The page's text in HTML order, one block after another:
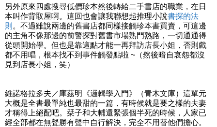
另外原來四處搜尋低價珍本然後轉給二手書店的職業，在日
本叫作背取屋啊。這回也會讓我聯想起推理小說書探的法
則 。不過雖說兩邊的舊書店都同樣接觸珍本書買賣，可這邊
的主角不像那邊的前警探對舊書市場熟門熟路，一切通通得
從頭開始學。但也是靠這點才能一再拜訪店長小姐，否則戲
都不用唱，根本找不到事件觸發點啦 ~（然後暗自哀怨都沒
見到店長小姐，笑）
維諾格拉多夫／庫茲明《邏輯學入門》（青木文庫）這單元
大概是全書最單純也最甜的一篇，有時候就是要之樣的夫妻
才稱得上絕配吧。栞子和大輔還緊張個半死的時候，人家已
經全部都在無聲勝有聲中自行解決，完全不用替他們擔心。